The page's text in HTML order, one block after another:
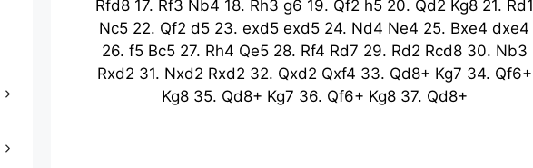
Rfd8 17. Rf3 Nb4 18. Rh3 g6 19. Qf2 h5 20. Qd2 Kg8 21. Rd1
Nc5 22. Qf2 d5 23. exd5 exd5 24. Nd4 Ne4 25. Bxe4 dxe4
26. f5 Bc5 27. Rh4 Qe5 28. Rf4 Rd7 29. Rd2 Rcd8 30. Nb3
Rxd2 31. Nxd2 Rxd2 32. Qxd2 Qxf4 33. Qd8+ Kg7 34. Qf6+
Kg8 35. Qd8+ Kg7 36. Qf6+ Kg8 37. Qd8+